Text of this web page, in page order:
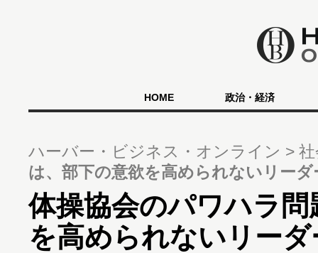
HOME 政治・経済
ハーバー・ビジネス・オンライン
は、部下の意欲を高められないリー
体操協会のパワハラ
を高められないリー